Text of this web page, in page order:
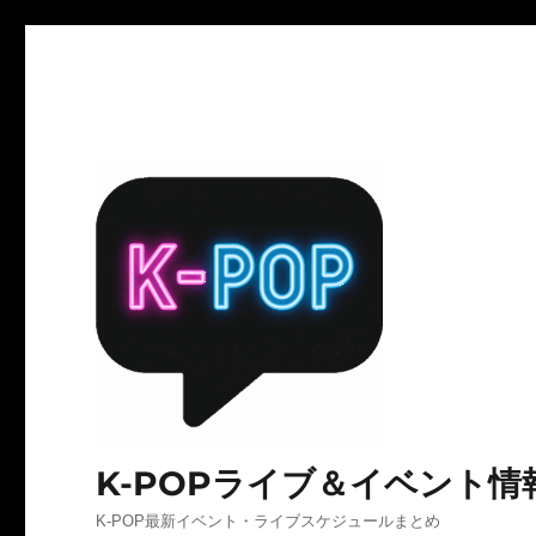
K-POPライブ＆イベント情
K-POP最新イベント・ライブスケジュールまとめ